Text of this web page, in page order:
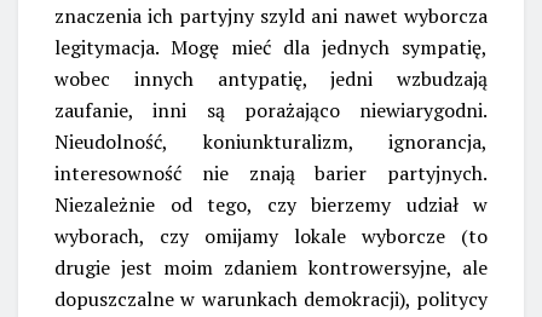
znaczenia ich partyjny szyld ani nawet wyborcza
legitymacja. Mogę mieć dla jednych sympatię,
wobec innych antypatię, jedni wzbudzają
zaufanie, inni są porażająco niewiarygodni.
Nieudolność, koniunkturalizm, ignorancja,
interesowność nie znają barier partyjnych.
Niezależnie od tego, czy bierzemy udział w
wyborach, czy omijamy lokale wyborcze (to
drugie jest moim zdaniem kontrowersyjne, ale
dopuszczalne w warunkach demokracji), politycy